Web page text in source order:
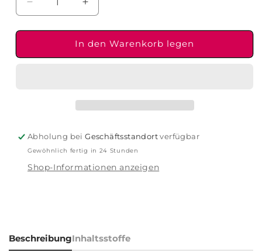
Verringere
die
Menge
Malin+Goetz
Erhöhe
die
Menge
für
Malin+Goetz
In den Warenkorb legen
Abholung beiGeschäftsstandortverfügbar
Gewöhnlich fertig in 24 Stunden
Shop-Informationen anzeigen
BeschreibungInhaltsstoffe